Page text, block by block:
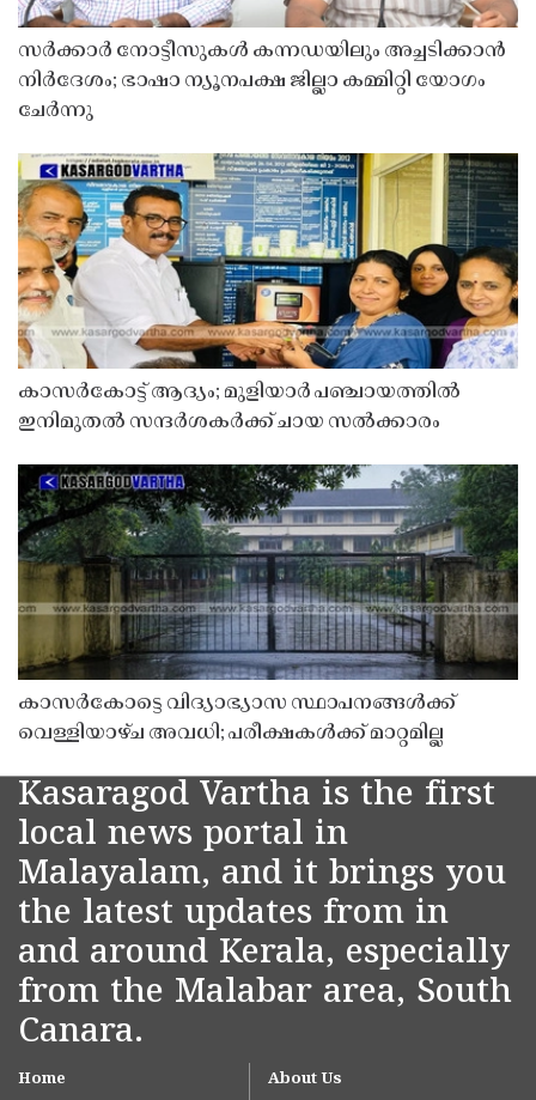
സർക്കാർ നോട്ടീസുകൾ കന്നഡയിലും അച്ചടിക്കാൻ
നിർദേശം; ഭാഷാ ന്യൂനപക്ഷ ജില്ലാ കമ്മിറ്റി യോഗം
ചേർന്നു
കാസർകോട്ട് ആദ്യം; മുളിയാർ പഞ്ചായത്തിൽ
ഇനിമുതൽ സന്ദർശകർക്ക് ചായ സൽക്കാരം
കാസർകോട്ടെ വിദ്യാഭ്യാസ സ്ഥാപനങ്ങൾക്ക്
വെള്ളിയാഴ്ച അവധി; പരീക്ഷകൾക്ക് മാറ്റമില്ല
Kasaragod Vartha is the first
local news portal in
Malayalam, and it brings you
the latest updates from in
and around Kerala, especially
from the Malabar area, South
Canara.
Home About Us